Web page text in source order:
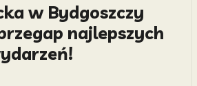
w Bydgoszczy
najlepszych